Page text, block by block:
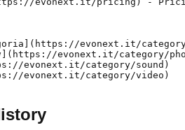
evonext.it/
evonext.it/category/
evonext.it/category/sound)
evonext.it/category/video)